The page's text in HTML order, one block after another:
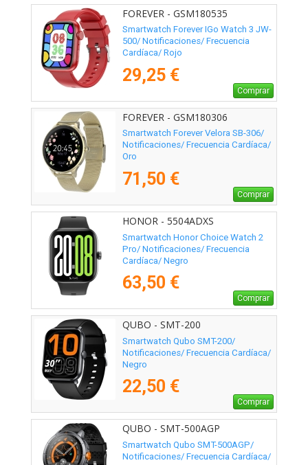
FOREVER - GSM180535
Smartwatch Forever IGo Watch 3 JW-
500/ Notificaciones/ Frecuencia
Cardíaca/ Rojo
29,25 €
Comprar
FOREVER - GSM180306
Smartwatch Forever Velora SB-306/
Notificaciones/ Frecuencia Cardíaca/
Oro
71,50 €
Comprar
HONOR - 5504ADXS
Smartwatch Honor Choice Watch 2
Pro/ Notificaciones/ Frecuencia
Cardíaca/ Negro
63,50 €
Comprar
QUBO - SMT-200
Smartwatch Qubo SMT-200/
Notificaciones/ Frecuencia Cardíaca/
Negro
22,50 €
Comprar
QUBO - SMT-500AGP
Smartwatch Qubo SMT-500AGP/
Notificaciones/ Frecuencia Cardíaca/